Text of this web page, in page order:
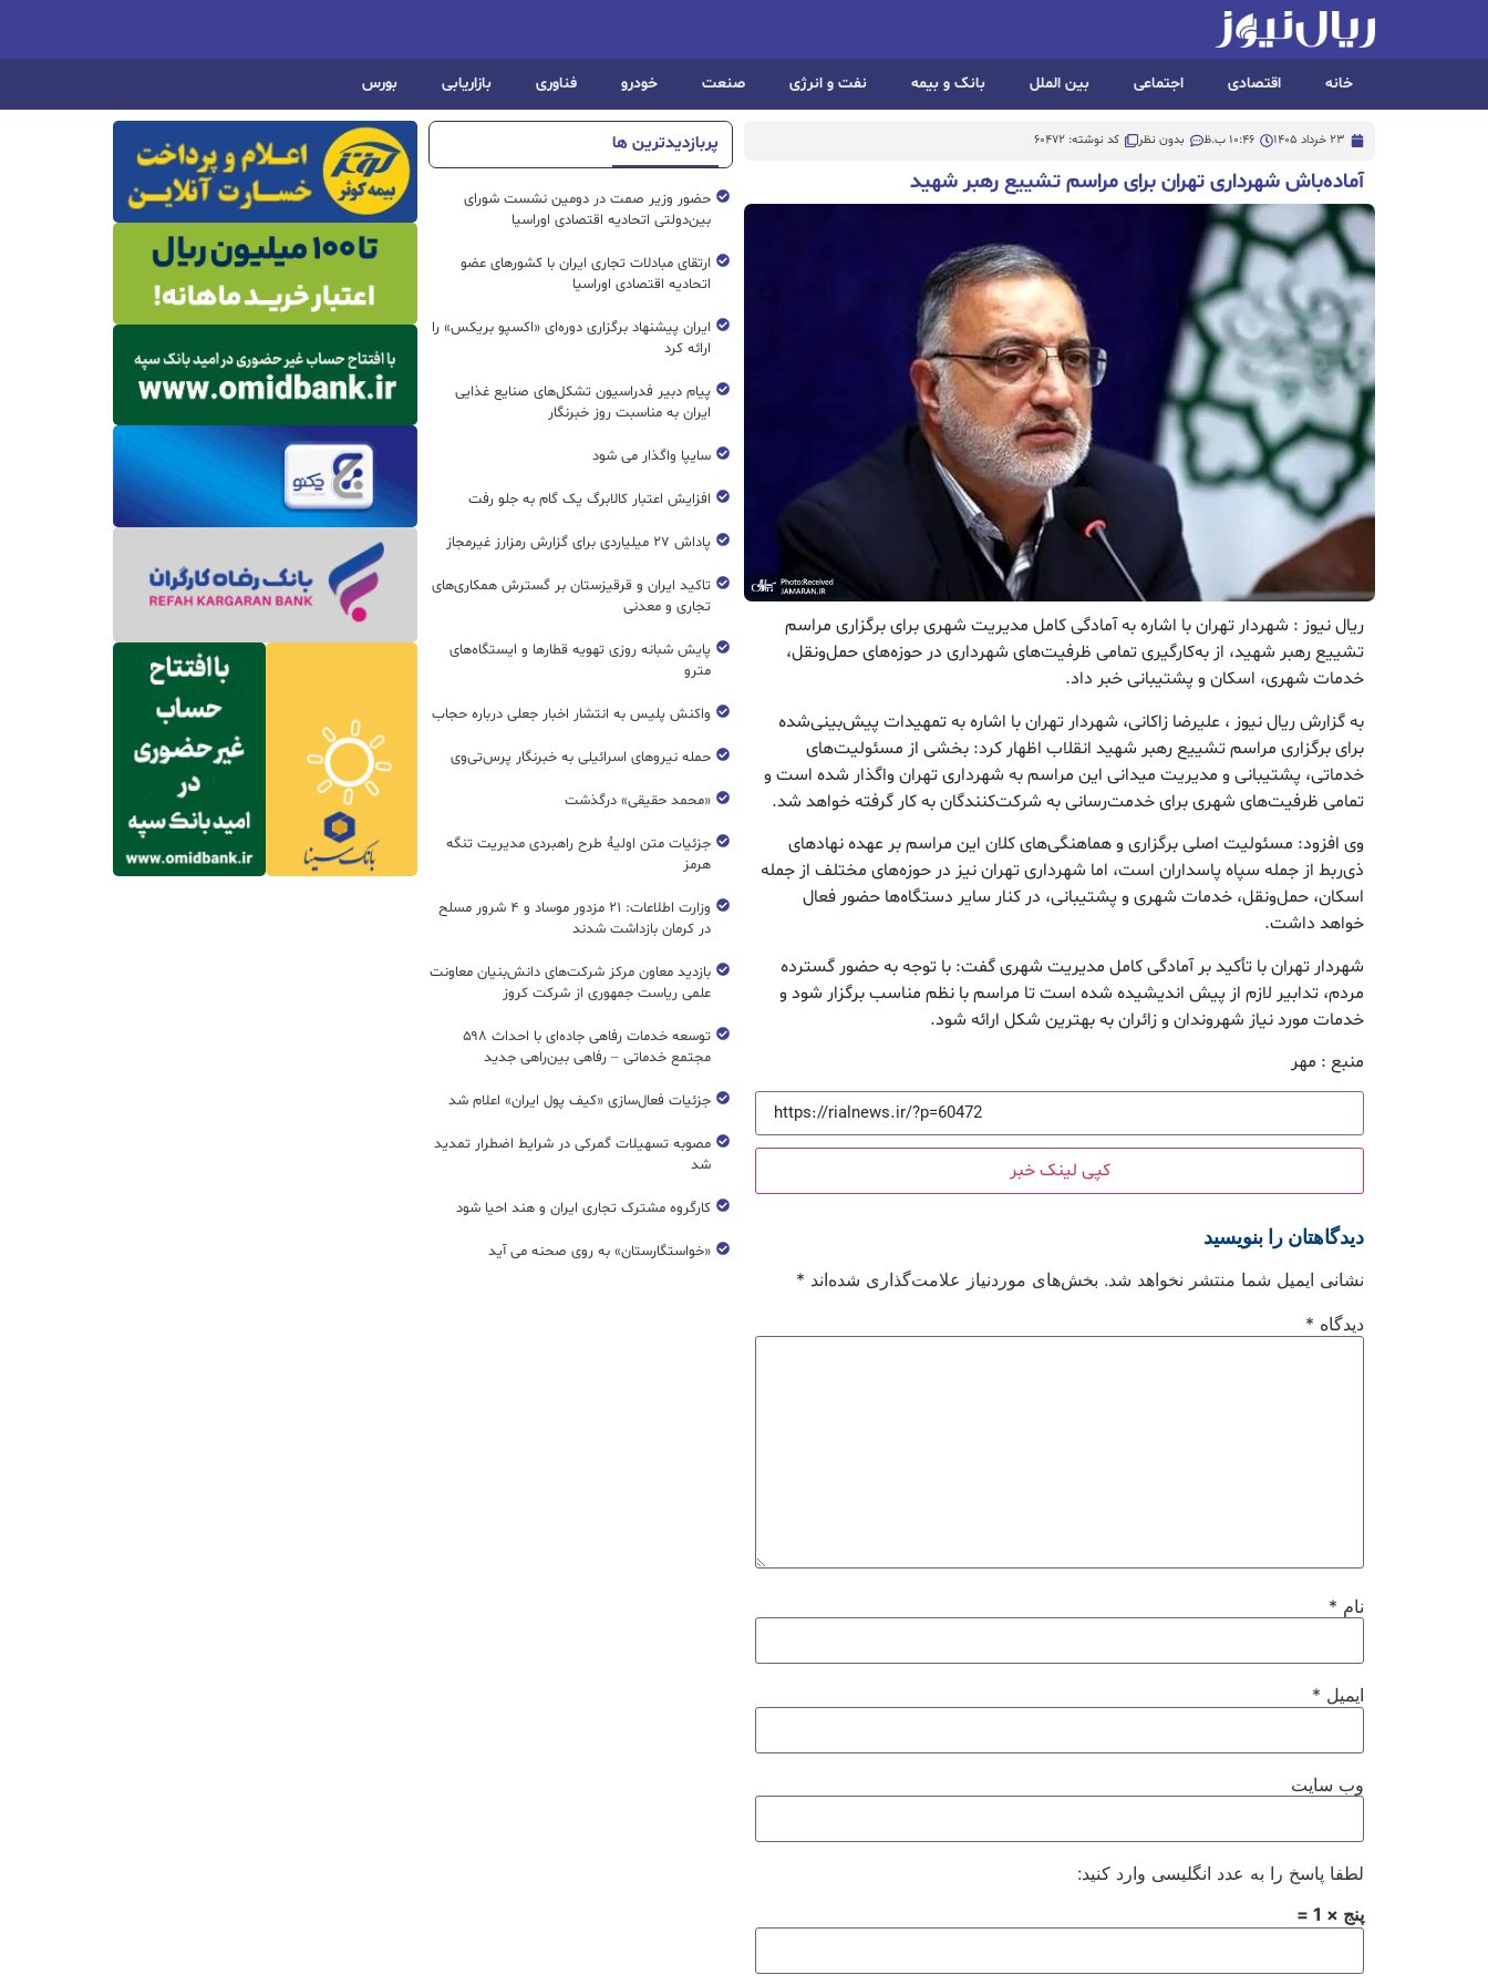
خانه اقتصادی اجتماعی بین الملل بانک و بیمه نفت و انرژی صنعت خودرو فناوری بازاریابی بورس
23 خرداد 1405 10:46 ب.ظ بدون نظر کد نوشته: 60472
آماده‌باش شهرداری تهران برای مراسم تشییع رهبر شهید
ریال نیوز : شهردار تهران با اشاره به آمادگی کامل مدیریت شهری برای برگزاری مراسم
تشییع رهبر شهید، از به‌کارگیری تمامی ظرفیت‌های شهرداری در حوزه‌های حمل‌ونقل،
خدمات شهری، اسکان و پشتیبانی خبر داد.
به گزارش ریال نیوز ، علیرضا زاکانی، شهردار تهران با اشاره به تمهیدات پیش‌بینی‌شده
برای برگزاری مراسم تشییع رهبر شهید انقلاب اظهار کرد: بخشی از مسئولیت‌های
خدماتی، پشتیبانی و مدیریت میدانی این مراسم به شهرداری تهران واگذار شده است و
تمامی ظرفیت‌های شهری برای خدمت‌رسانی به شرکت‌کنندگان به کار گرفته خواهد شد.
وی افزود: مسئولیت اصلی برگزاری و هماهنگی‌های کلان این مراسم بر عهده نهادهای
ذی‌ربط از جمله سپاه پاسداران است، اما شهرداری تهران نیز در حوزه‌های مختلف از جمله
اسکان، حمل‌ونقل، خدمات شهری و پشتیبانی، در کنار سایر دستگاه‌ها حضور فعال
خواهد داشت.
شهردار تهران با تأکید بر آمادگی کامل مدیریت شهری گفت: با توجه به حضور گسترده
مردم، تدابیر لازم از پیش اندیشیده شده است تا مراسم با نظم مناسب برگزار شود و
خدمات مورد نیاز شهروندان و زائران به بهترین شکل ارائه شود.
منبع : مهر
کپی لینک خبر
دیدگاهتان را بنویسید
نشانی ایمیل شما منتشر نخواهد شد. بخش‌های موردنیاز علامت‌گذاری شده‌اند *
دیدگاه *
نام *
ایمیل *
وب‌ سایت
لطفا پاسخ را به عدد انگلیسی وارد کنید:
پنج × 1 =
پربازدیدترین ها
حضور وزیر صمت در دومین نشست شورای
بین‌دولتی اتحادیه اقتصادی اوراسیا
ارتقای مبادلات تجاری ایران با کشورهای عضو
اتحادیه اقتصادی اوراسیا
ایران پیشنهاد برگزاری دوره‌ای «اکسپو بریکس» را
ارائه کرد
پیام دبیر فدراسیون تشکل‌های صنایع غذایی
ایران به مناسبت روز خبرنگار
سایپا واگذار می شود
افزایش اعتبار کالابرگ یک گام به جلو رفت
پاداش ۲۷ میلیاردی برای گزارش رمزارز غیرمجاز
تاکید ایران و قرقیزستان بر گسترش همکاری‌های
تجاری و معدنی
پایش شبانه روزی تهویه قطار‌ها و ایستگاه‌های
مترو
واکنش پلیس به انتشار اخبار جعلی درباره حجاب
حمله نیروهای اسرائیلی به خبرنگار پرس‌تی‌وی
«محمد حقیقی» درگذشت
جزئیات متن اولیۀ طرح راهبردی مدیریت تنگه
هرمز
وزارت اطلاعات: ۲۱ مزدور موساد و ۴ شرور مسلح
در کرمان بازداشت شدند
بازدید معاون مرکز شرکت‌های دانش‌بنیان معاونت
علمی ریاست جمهوری از شرکت کروز
توسعه خدمات رفاهی جاده‌ای با احداث ۵۹۸
مجتمع خدماتی – رفاهی بین‌راهی جدید
جزئیات فعال‌سازی «کیف پول ایران» اعلام شد
مصوبه تسهیلات گمرکی در شرایط اضطرار تمدید
شد
کارگروه مشترک تجاری ایران و هند احیا شود
«خواستگارستان» به روی صحنه می آید